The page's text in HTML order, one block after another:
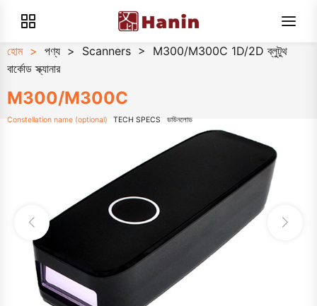
হোম> পণ্য > Scanners >
M300/M300C 1D/2D ব্লুটুথ
বার্কোড স্ক্যানার
M300/M300C
Constellation name (optional) TECH SPECS ডাউনলোড